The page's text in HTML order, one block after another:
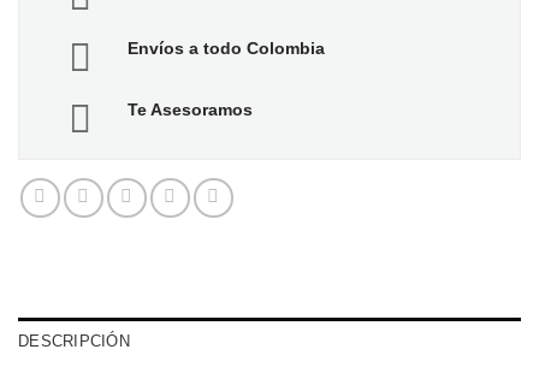
Envíos a todo Colombia
Te Asesoramos
DESCRIPCIÓN